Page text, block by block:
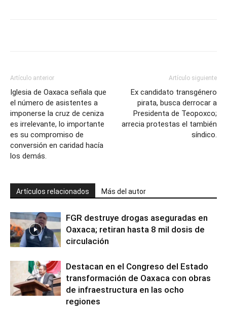
Artículo anterior
Iglesia de Oaxaca señala que
el número de asistentes a
imponerse la cruz de ceniza
es irrelevante, lo importante
es su compromiso de
conversión en caridad hacía
los demás.
Artículo siguiente
Ex candidato transgénero
pirata, busca derrocar a
Presidenta de Teopoxco;
arrecia protestas el también
síndico.
Artículos relacionados Más del autor
FGR destruye drogas aseguradas en
Oaxaca; retiran hasta 8 mil dosis de
circulación
Destacan en el Congreso del Estado
transformación de Oaxaca con obras
de infraestructura en las ocho
regiones